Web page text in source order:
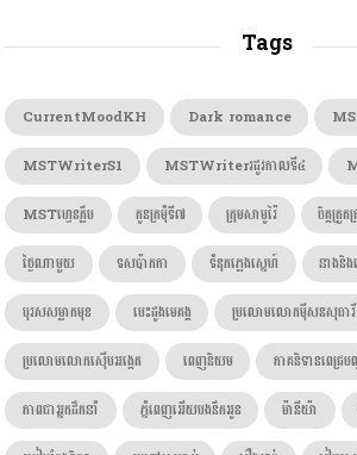
Tags
CurrentMoodKH Dark romance
MSTWriterS1
MSTWriterរដូវកាលទី៤
MSTហ្វេនក្លឹប
កូនក្រមុំទី៧ ក្រុមសាមូរ៉ៃ ចិត្តត្រួត
ថ្ងៃណាមួយ
ទសប៉ាកកា ទំនុកភ្លេងស្នេហ៍ នាងនិង
បុរសសម្លាកមុខ
បេះដូងមេគង្គ
ប្រលោមលោកម៉ីសនសុធារី
ប្រលោមលោកស៊ើបអង្កេត
ពេញនិយម ភាគនិទានពេជ្រ
ភាពជាអ្នកដឹកនាំ
ភ្នំពេញអើយបងនឹកអូន ម៉ានីយ៉ា